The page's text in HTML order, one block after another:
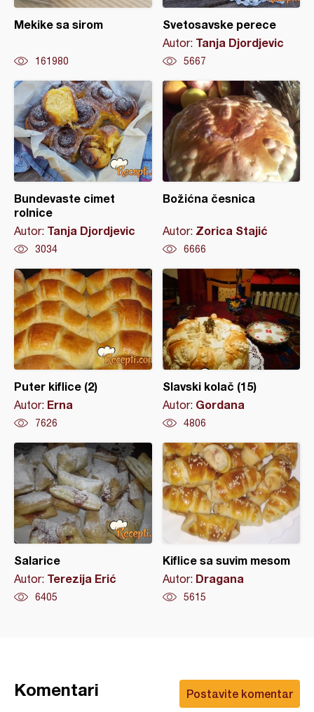
Mekike sa sirom
161980
Svetosavske perece
Autor: Tanja Djordjevic
5667
Bundevaste cimet
rolnice
Autor: Tanja Djordjevic
3034
Božićna česnica
Autor: Zorica Stajić
6666
Puter kiflice (2)
Autor: Erna
7626
Slavski kolač (15)
Autor: Gordana
4806
Salarice
Autor: Terezija Erić
6405
Kiflice sa suvim mesom
Autor: Dragana
5615
Postavite komentar
Komentari